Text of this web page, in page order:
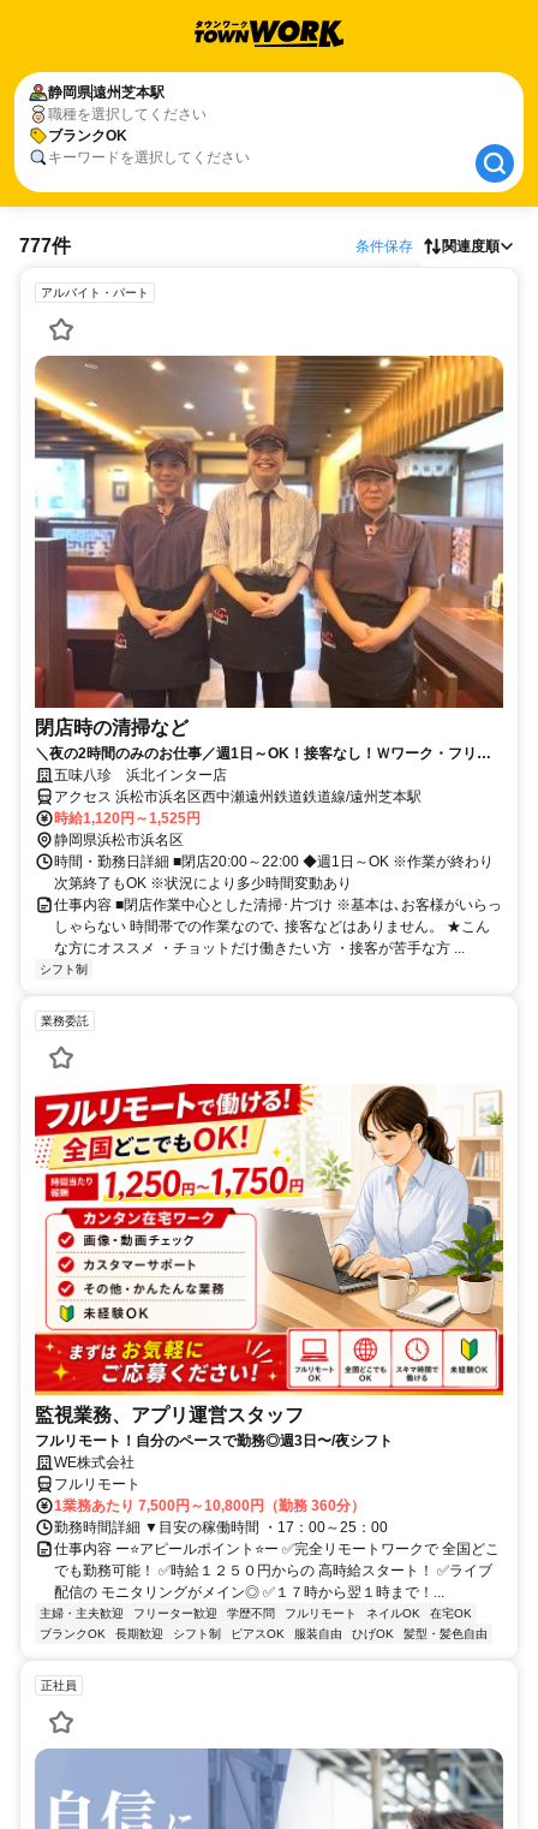
静岡県遠州芝本駅
職種を選択してください
ブランクOK
キーワードを選択してください
静岡県遠州芝本駅
ブランクOK
777件 条件保存 関連度順
アルバイト・パート
閉店時の清掃など
＼夜の2時間のみのお仕事／週1日～OK！接客なし！Ｗワーク・フリー
ター歓迎◎
五味八珍 浜北インター店
アクセス 浜松市浜名区西中瀬遠州鉄道鉄道線/遠州芝本駅
時給1,120円～1,525円
静岡県浜松市浜名区
時間・勤務日詳細 ■閉店20:00～22:00 ◆週1日～OK ※作業が終わり
次第終了もOK ※状況により多少時間変動あり
仕事内容 ■閉店作業中心とした清掃･片づけ ※基本は､お客様がいらっ
しゃらない 時間帯での作業なので､ 接客などはありません。 ★こん
な方にオススメ ・チョットだけ働きたい方 ・接客が苦手な方 ...
シフト制
業務委託
監視業務、アプリ運営スタッフ
フルリモート！自分のペースで勤務◎週3日〜/夜シフト
WE株式会社
フルリモート
1業務あたり 7,500円～10,800円（勤務 360分）
勤務時間詳細 ▼目安の稼働時間 ・17：00～25：00
仕事内容 ー⭐️アピールポイント⭐️ー ✅完全リモートワークで 全国どこ
でも勤務可能！ ✅時給１２５０円からの 高時給スタート！ ✅ライブ
配信の モニタリングがメイン◎ ✅１７時から翌１時まで！...
主婦・主夫歓迎 フリーター歓迎 学歴不問 フルリモート ネイルOK
在宅OK
ブランクOK
長期歓迎 シフト制 ピアスOK 服装自由 ひげOK 髪型・髪色自由
正社員